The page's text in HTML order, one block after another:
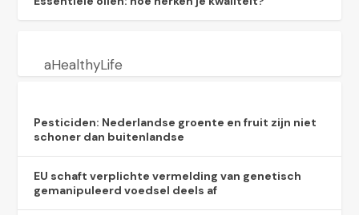
aHealthyLife
Pesticiden: Nederlandse groente en fruit zijn niet
schoner dan buitenlandse
EU schaft verplichte vermelding van genetisch
gemanipuleerd voedsel deels af